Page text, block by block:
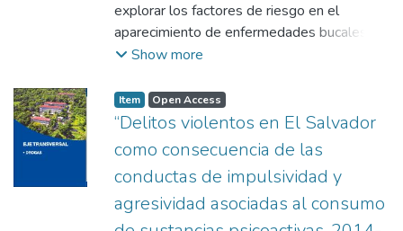
Arleen;Fuentes de Sermeño, Ruth
Elizabeth;Arévalo de Roque, Yesenia
Guadalupe
explorar los factores de riesgo en el
aparecimiento de enfermedades bucales y
su relación con la lactancia materna. El
2013, del Programa de las Naciones
Unidas para el desarrollo (PNUD) -en su
propuesta del diseño de políticas públicas
plantea la necesidad de intervenciones
efectivas que aseguren el derecho de las
personas aún antes de su nacimiento y la
garantí de condiciones de vida adecuadas
Show more
Item Open Access
“Delitos violentos en El Salvador
como consecuencia de las
conductas de impulsividad y
agresividad asociadas al consumo